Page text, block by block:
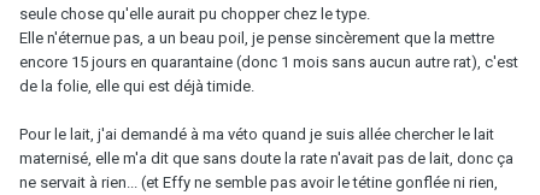
seule chose qu'elle aurait pu chopper chez le type.
Elle n'éternue pas, a un beau poil, je pense sincèrement que la mettre
encore 15 jours en quarantaine (donc 1 mois sans aucun autre rat), c'est
de la folie, elle qui est déjà timide.
Pour le lait, j'ai demandé à ma véto quand je suis allée chercher le lait
maternisé, elle m'a dit que sans doute la rate n'avait pas de lait, donc ça
ne servait à rien... (et Effy ne semble pas avoir le tétine gonflée ni rien,